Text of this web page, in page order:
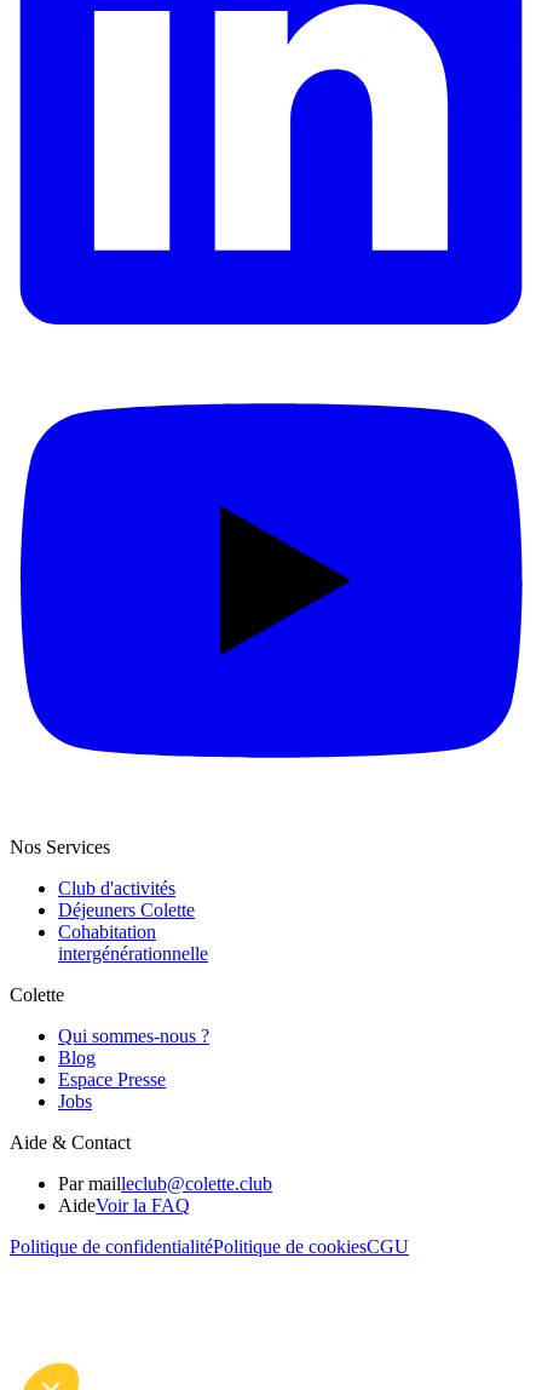
Nos Services
Club d'activités
Déjeuners Colette
Cohabitation
intergénération­nelle
Colette
Qui sommes-nous ?
Blog
Espace Presse
Jobs
Aide & Contact
Par mailleclub@colette.club
AideVoir la FAQ
Politique de confidentialitéPolitique de cookiesCGU